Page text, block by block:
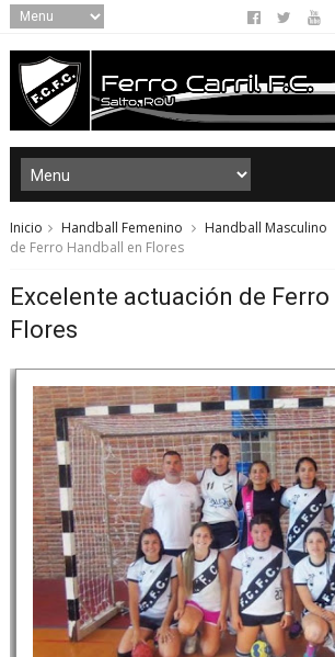
Inicio Handball Femenino Handball Masculino
de Ferro Handball en Flores
Excelente actuación de
Flores